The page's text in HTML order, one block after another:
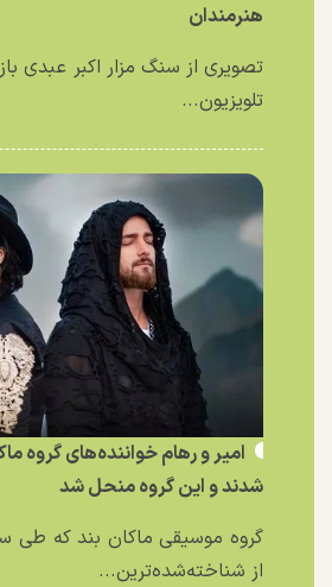
هنرمندان
تصویری از سنگ مزار اکبر عبدی
تلویزیون...
امیر و رهام خواننده‌های گروه
شدند و این گروه منحل شد
گروه موسیقی ماکان بند که طی
از شناخته‌شده‌ترین...